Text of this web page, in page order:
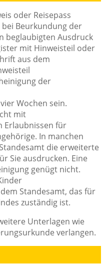
oder Reisepass
Beurkundung der
beglaubigten Ausdruck
mit Hinweisteil oder
aus dem
der
Wochen sein.
mit
Erlaubnissen für
In manchen
die erweiterte
Sie ausdrucken. Eine
genügt nicht.
Standesamt, das für
zuständig ist.
Unterlagen wie
verlangen.